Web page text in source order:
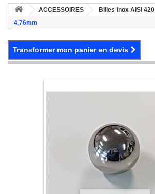
ACCESSOIRES Billes inox AISI 420
4,76mm
Transformer mon panier en devis